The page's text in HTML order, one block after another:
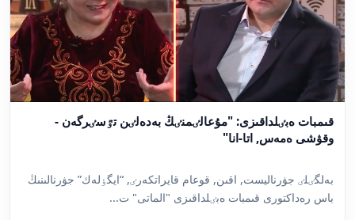
قىمبات ەبٸلداقىزى: "مۇعالٸمنٸڭ بەدەلٸن تٷسٸرگەن -
وقۋشى ەمەس, اتا-انا"
بەلگٸلٸ جۋرناليست, اقىن, قوعام قايراتكەرٸ, “ايگٶلەك” جۋرنالىنىڭ
باس رەداكتورى قىمبات ەبٸلداقىزى "الماتى" ت...